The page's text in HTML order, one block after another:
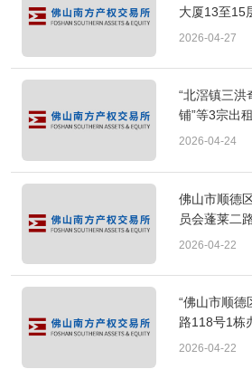
大厦13至15
项目终结挂
2026-04-27
“北滘镇三
铺”等3宗出
2026-04-24
佛山市顺德
员会蓬莱二
租项目终结
2026-04-22
“佛山市顺德
路118号1栋
租项目成交公
2026-04-22